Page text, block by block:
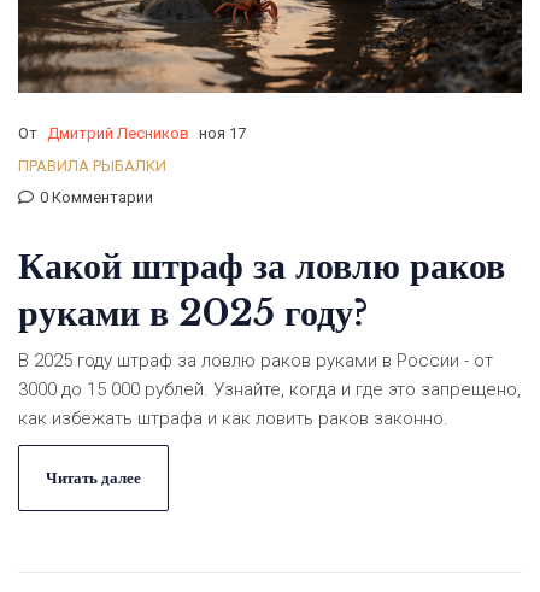
От Дмитрий Лесников ноя 17
ПРАВИЛА РЫБАЛКИ
0 Комментарии
Какой штраф за ловлю раков
руками в 2025 году?
В 2025 году штраф за ловлю раков руками в России - от
3000 до 15 000 рублей. Узнайте, когда и где это запрещено,
как избежать штрафа и как ловить раков законно.
Читать далее